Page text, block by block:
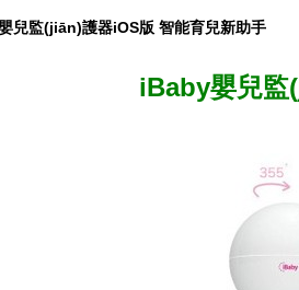
兒監(jiān)護器iOS版 智能育兒新助手
iBaby嬰兒監